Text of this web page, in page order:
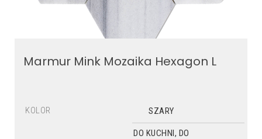
Marmur Mink Mozaika Hexagon L
KOLOR SZARY
DO KUCHNI, DO